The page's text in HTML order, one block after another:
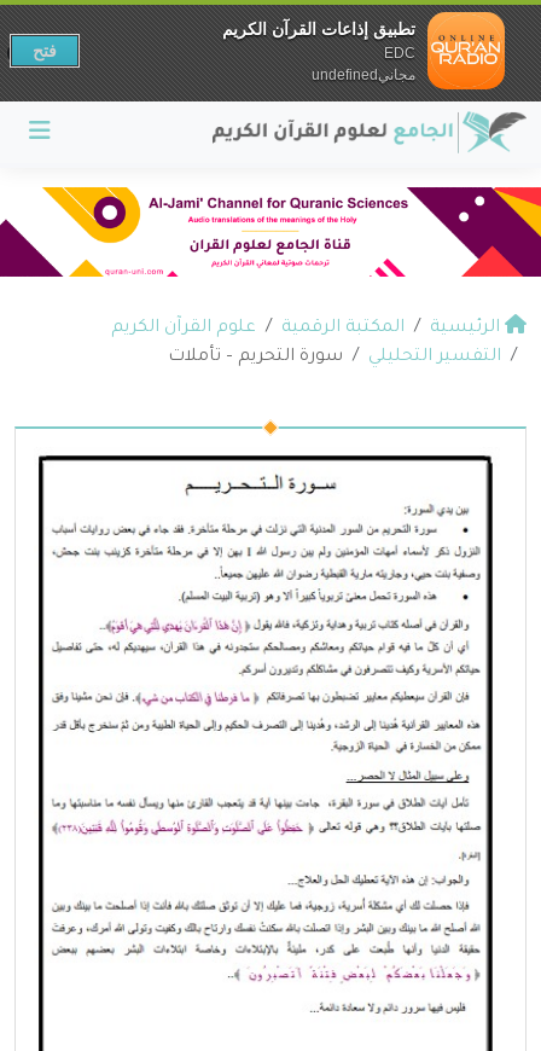
الرئيسية المكتبة الرقمية
علوم القرآن الكريم
التفسير التحليلي
سورة التحريم – تأملات
تطبيق إذاعات القرآن الكريم
EDC
مجانيundefined
فتح